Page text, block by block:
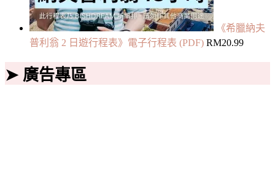
《希臘納夫
普利翁 2 日遊行程表》電子行程表 (PDF) RM20.99
➤ 廣告專區